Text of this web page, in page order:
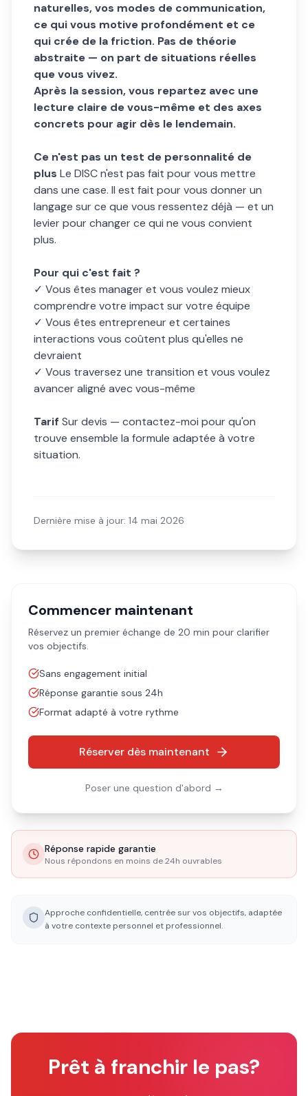
naturelles, vos modes de communication,
ce qui vous motive profondément et ce
qui crée de la friction. Pas de théorie
abstraite — on part de situations réelles
que vous vivez.
Après la session, vous repartez avec une
lecture claire de vous-même et des axes
concrets pour agir dès le lendemain.
Ce n'est pas un test de personnalité de
plus Le DISC n'est pas fait pour vous mettre
dans une case. Il est fait pour vous donner un
langage sur ce que vous ressentez déjà — et un
levier pour changer ce qui ne vous convient
plus.
Pour qui c'est fait ?
✓ Vous êtes manager et vous voulez mieux
comprendre votre impact sur votre équipe
✓ Vous êtes entrepreneur et certaines
interactions vous coûtent plus qu'elles ne
devraient
✓ Vous traversez une transition et vous voulez
avancer aligné avec vous-même
Tarif Sur devis — contactez-moi pour qu'on
trouve ensemble la formule adaptée à votre
situation.
Dernière mise à jour: 14 mai 2026
Commencer maintenant
Réservez un premier échange de 20 min pour clarifier
vos objectifs.
Sans engagement initial
Réponse garantie sous 24h
Format adapté à votre rythme
Réserver dès maintenant
Poser une question d'abord →
Réponse rapide garantie
Nous répondons en moins de 24h ouvrables
Approche confidentielle, centrée sur vos objectifs, adaptée
à votre contexte personnel et professionnel.
Prêt à franchir le pas?